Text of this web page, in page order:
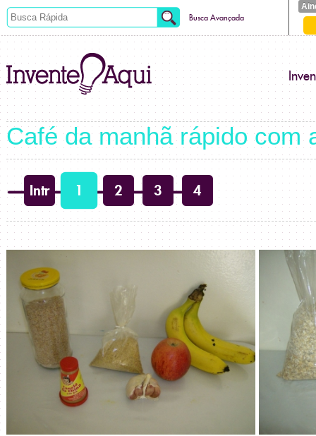
Busca Avançada
Café da manhã rápido com
Intr 1 2 3 4